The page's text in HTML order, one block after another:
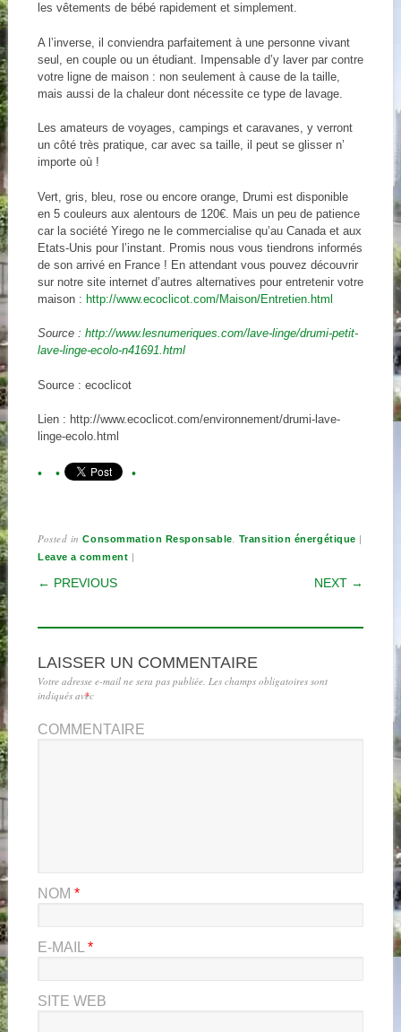
les vêtements de bébé rapidement et simplement.
A l’inverse, il conviendra parfaitement à une personne vivant
seul, en couple ou un étudiant. Impensable d’y laver par contre
votre ligne de maison : non seulement à cause de la taille,
mais aussi de la chaleur dont nécessite ce type de lavage.
Les amateurs de voyages, campings et caravanes, y verront
un côté très pratique, car avec sa taille, il peut se glisser n’
importe où !
Vert, gris, bleu, rose ou encore orange, Drumi est disponible
en 5 couleurs aux alentours de 120€. Mais un peu de patience
car la société Yirego ne le commercialise qu’au Canada et aux
Etats-Unis pour l’instant. Promis nous vous tiendrons informés
de son arrivé en France ! En attendant vous pouvez découvrir
sur notre site internet d’autres alternatives pour entretenir votre
maison : http://www.ecoclicot.com/Maison/Entretien.html
Source : http://www.lesnumeriques.com/lave-linge/drumi-petit-
lave-linge-ecolo-n41691.html
Source : ecoclicot
Lien : http://www.ecoclicot.com/environnement/drumi-lave-
linge-ecolo.html
Posted inConsommation Responsable, Transition énergétique |
Leave a comment |
POST NAVIGATION
← PREVIOUS NEXT →
LAISSER UN COMMENTAIRE
Votre adresse e-mail ne sera pas publiée. Les champs obligatoires sont
indiqués avec
*
COMMENTAIRE
NOM *
E-MAIL *
SITE WEB